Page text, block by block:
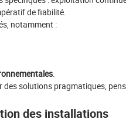
de fiabilité.
notamment :
.
solutions pragmatiques,
des installations